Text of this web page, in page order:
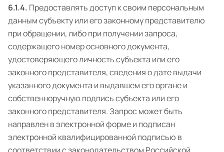
6.1.4. Предоставлять доступ к своим персональным
данным субъекту или его законному представителю
при обращении, либо при получении запроса,
содержащего номер основного документа,
удостоверяющего личность субъекта или его
законного представителя, сведения о дате выдачи
указанного документа и выдавшем его органе и
собственноручную подпись субъекта или его
законного представителя. Запрос может быть
направлен в электронной форме и подписан
электронной квалифицированной подписью в